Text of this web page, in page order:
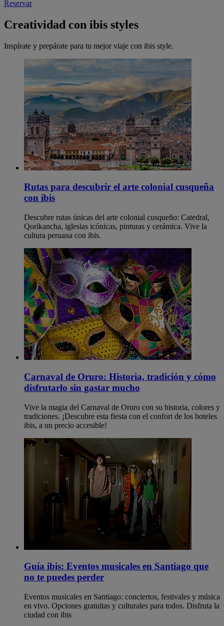
Reservar
Creatividad con ibis styles
Inspírate y prepárate para tu mejor viaje con ibis style.
Rutas para descubrir el arte colonial cusqueña
con ibis
Descubre rutas únicas del arte colonial cusqueño: Catedral,
Qorikancha, iglesias icónicas, pinturas y cerámica. Vive la
cultura peruana con ibis.
Carnaval de Oruro: Historia, tradición y cómo
disfrutarlo sin gastar mucho
Vive la magia del Carnaval de Oruro con su historia, colores y
tradiciones. ¡Descubre esta fiesta con el confort de los hoteles
ibis, a un precio accesible!
Guía ibis: Eventos musicales en Santiago que
no te puedes perder
Eventos musicales en Santiago: conciertos, festivales y música
en vivo. Opciones gratuitas y culturales para todos. Disfruta la
ciudad con ibis